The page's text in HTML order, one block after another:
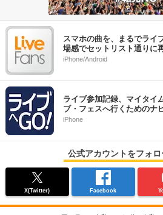
スマホの曲を、まるでライ
場感でセットリスト通りに
iPhone/Android
ライブ参加記録、マイタイ
ブ・フェスへ行くためのナ
iPhone
公式アカウントをフォロ
X(Twitter) Facebook